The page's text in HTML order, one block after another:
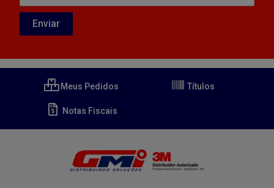
Meus Pedidos Títulos
Notas Fiscais